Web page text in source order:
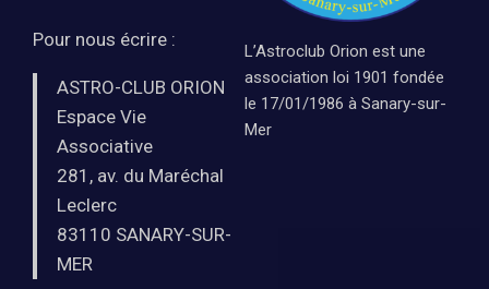
Pour nous écrire :
ASTRO-CLUB ORION
Espace Vie
Associative
281, av. du Maréchal
Leclerc
83110 SANARY-SUR-
MER
L’Astroclub Orion est une
association loi 1901 fondée
le 17/01/1986 à Sanary-sur-
Mer